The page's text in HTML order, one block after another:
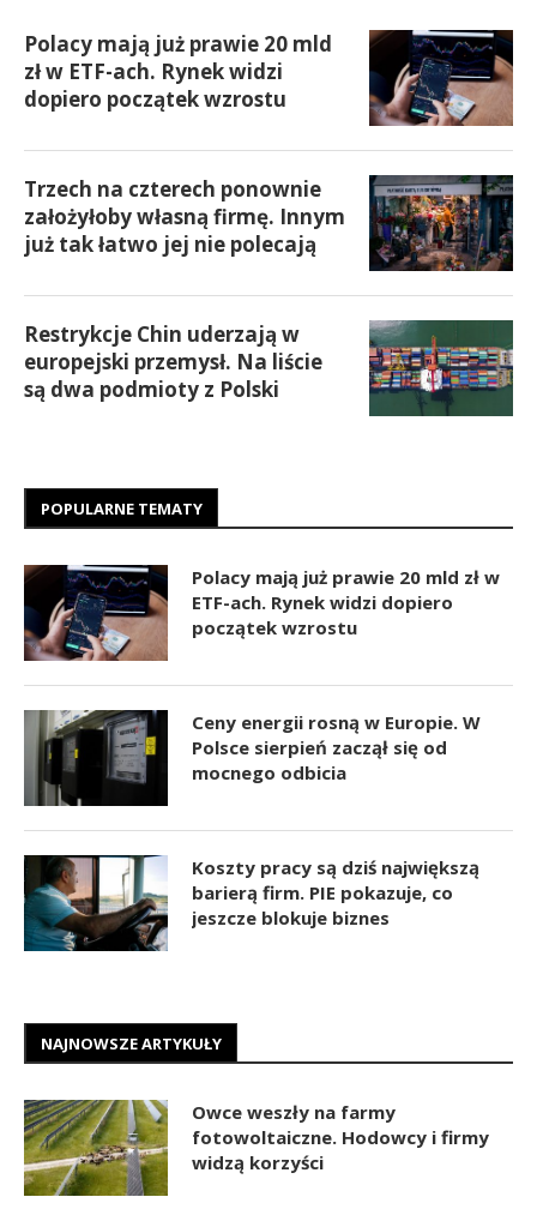
Polacy mają już prawie 20 mld
zł w ETF-ach. Rynek widzi
dopiero początek wzrostu
Trzech na czterech ponownie
założyłoby własną firmę. Innym
już tak łatwo jej nie polecają
Restrykcje Chin uderzają w
europejski przemysł. Na liście
są dwa podmioty z Polski
POPULARNE TEMATY
Polacy mają już prawie 20 mld zł w
ETF-ach. Rynek widzi dopiero
początek wzrostu
Ceny energii rosną w Europie. W
Polsce sierpień zaczął się od
mocnego odbicia
Koszty pracy są dziś największą
barierą firm. PIE pokazuje, co
jeszcze blokuje biznes
NAJNOWSZE ARTYKUŁY
Owce weszły na farmy
fotowoltaiczne. Hodowcy i firmy
widzą korzyści